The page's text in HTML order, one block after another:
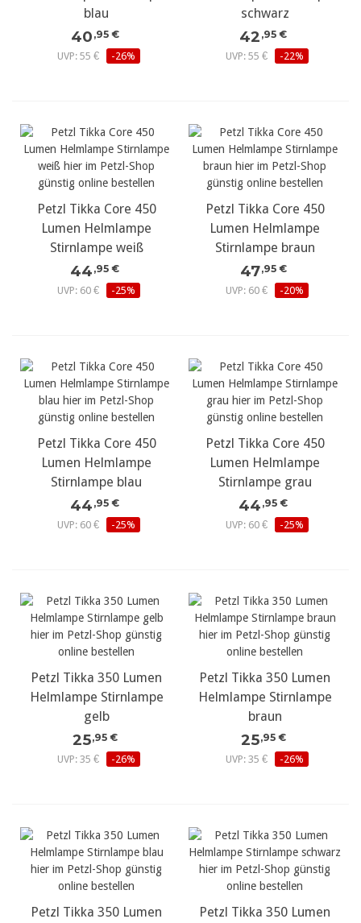
blau
40 ,95 €
UVP: 55 €
-26%
schwarz
42 ,95 €
UVP: 55 €
-22%
Petzl Tikka Core 450
Lumen Helmlampe
Stirnlampe weiß
44 ,95 €
UVP: 60 €
-25%
Petzl Tikka Core 450
Lumen Helmlampe
Stirnlampe braun
47,95 €
UVP: 60 €
-20%
Petzl Tikka Core 450
Lumen Helmlampe
Stirnlampe blau
44 ,95 €
UVP: 60 €
-25%
Petzl Tikka Core 450
Lumen Helmlampe
Stirnlampe grau
44 ,95 €
UVP: 60 €
-25%
Petzl Tikka 350 Lumen
Helmlampe Stirnlampe
gelb
25,95 €
UVP: 35 €
-26%
Petzl Tikka 350 Lumen
Helmlampe Stirnlampe
braun
25,95 €
UVP: 35 €
-26%
Petzl Tikka 350 Lumen
Petzl Tikka 350 Lumen